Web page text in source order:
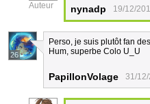
Auteur nynadp 19/12/
26
Perso, je suis plutôt fan
Hum, superbe Colo U_U
PapillonVolage 31/